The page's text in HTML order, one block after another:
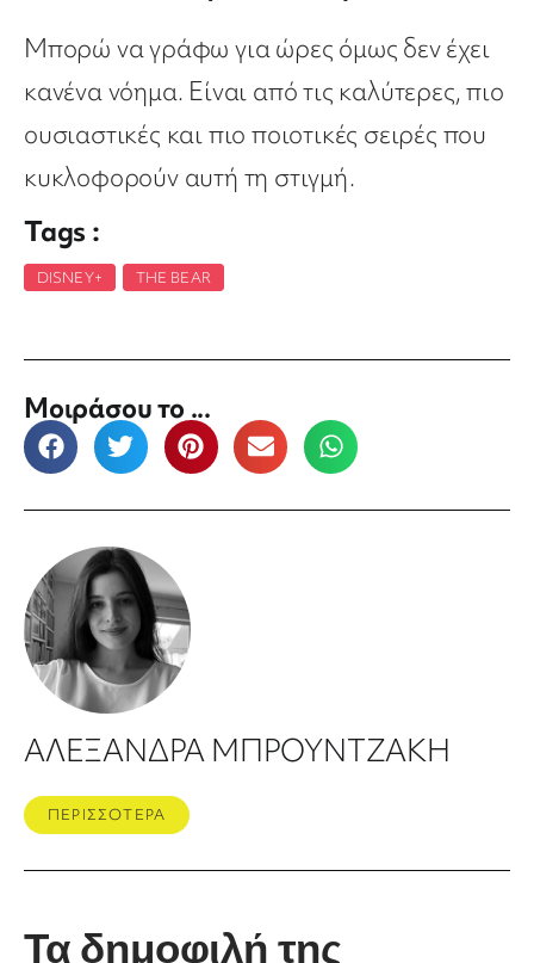
Μπορώ να γράφω για ώρες όμως δεν έχει
κανένα νόημα. Είναι από τις καλύτερες, πιο
ουσιαστικές και πιο ποιοτικές σειρές που
κυκλοφορούν αυτή τη στιγμή.
Tags :
DISNEY+ THE BEAR
Μοιράσου το ...
ΑΛΕΞΑΝΔΡΑ ΜΠΡΟΥΝΤΖΑΚΗ
ΠΕΡΙΣΣΟΤΕΡΑ
Τα δημοφιλή της